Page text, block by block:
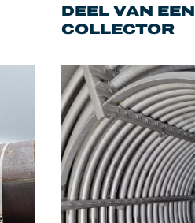
DEEL VAN EEN
COLLECTOR